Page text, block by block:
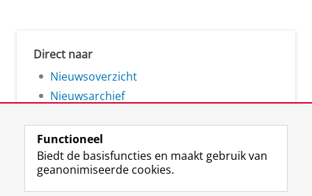
Direct naar
Nieuwsoverzicht
Nieuwsarchief
Functioneel
Biedt de basisfuncties en maakt gebruik van
geanonimiseerde cookies.